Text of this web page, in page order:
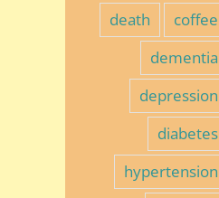
coffee
death
dementia
depression
diabetes
hypertension